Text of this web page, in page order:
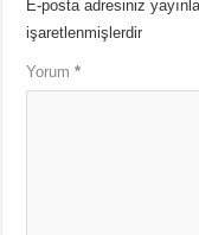
E-posta adresiniz
işaretlenmişlerdir
Yorum*